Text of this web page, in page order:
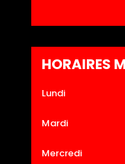
HORAIRES
Lundi
Mardi
Mercredi